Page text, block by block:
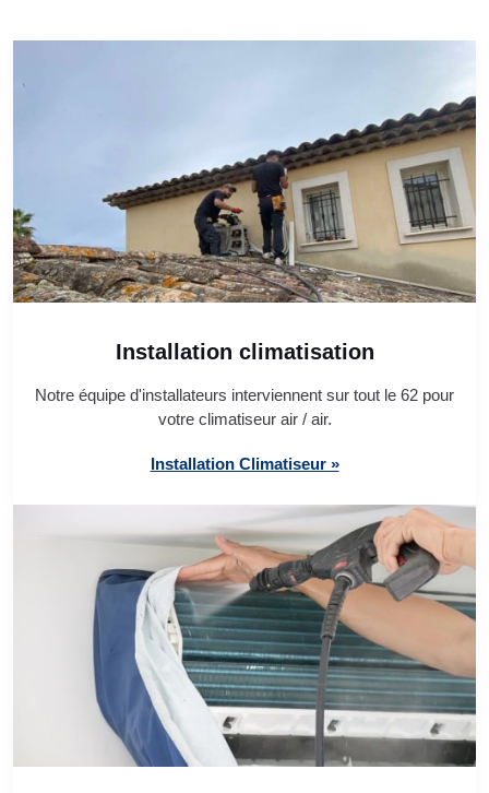
Installation climatisation
Notre équipe d'installateurs interviennent sur tout le 62 pour
votre climatiseur air / air.
Installation Climatiseur »